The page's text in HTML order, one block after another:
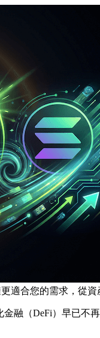
適合您的需求，從資
融（DeFi）早已